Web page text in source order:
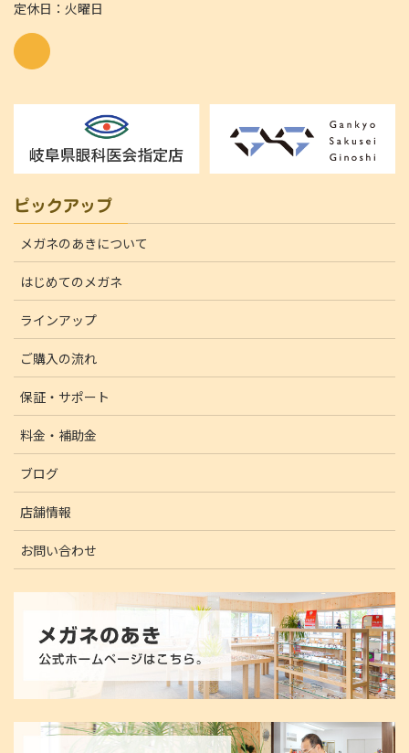
定休日：火曜日
ピックアップ
メガネのあきについて
はじめてのメガネ
ラインアップ
ご購入の流れ
保証・サポート
料金・補助金
ブログ
店舗情報
お問い合わせ